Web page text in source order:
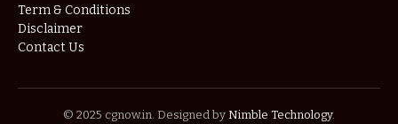
Term & Conditions
Disclaimer
Contact Us
© 2025 cgnow.in. Designed by Nimble Technology.